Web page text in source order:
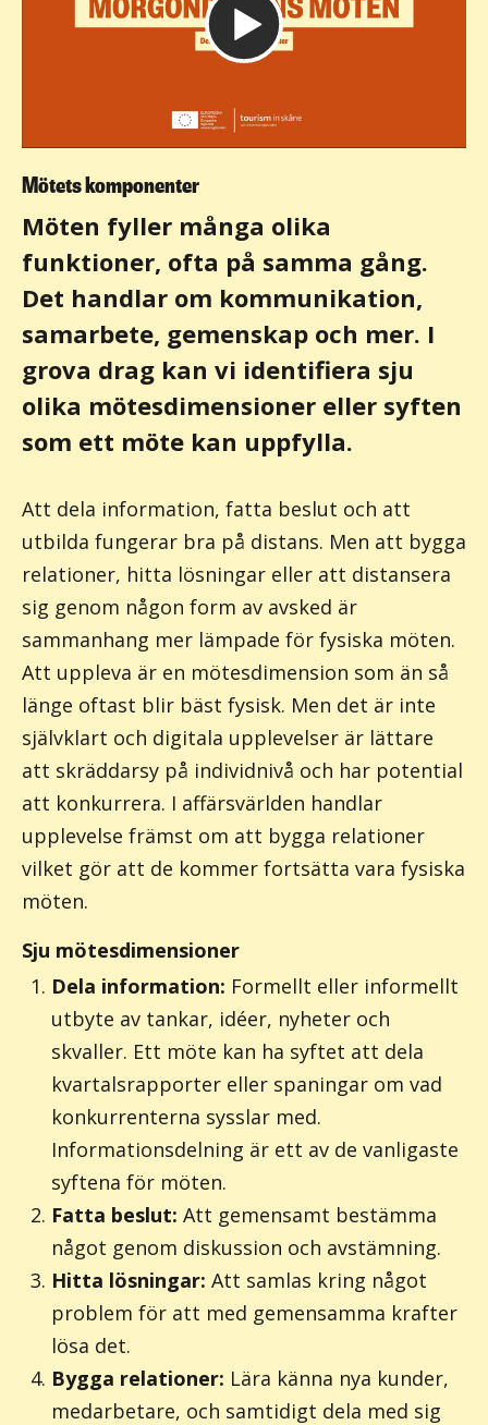
Mötets komponenter
Möten fyller många olika
funktioner, ofta på samma gång.
Det handlar om kommunikation,
samarbete, gemenskap och mer. I
grova drag kan vi identifiera sju
olika mötesdimensioner eller syften
som ett möte kan uppfylla.
Att dela information, fatta beslut och att
utbilda fungerar bra på distans. Men att bygga
relationer, hitta lösningar eller att distansera
sig genom någon form av avsked är
sammanhang mer lämpade för fysiska möten.
Att uppleva är en mötesdimension som än så
länge oftast blir bäst fysisk. Men det är inte
självklart och digitala upplevelser är lättare
att skräddarsy på individnivå och har potential
att konkurrera. I affärsvärlden handlar
upplevelse främst om att bygga relationer
vilket gör att de kommer fortsätta vara fysiska
möten.
Sju mötesdimensioner
Dela information: Formellt eller informellt
utbyte av tankar, idéer, nyheter och
skvaller. Ett möte kan ha syftet att dela
kvartalsrapporter eller spaningar om vad
konkurrenterna sysslar med.
Informationsdelning är ett av de vanligaste
syftena för möten.
Fatta beslut: Att gemensamt bestämma
något genom diskussion och avstämning.
Hitta lösningar: Att samlas kring något
problem för att med gemensamma krafter
lösa det.
Bygga relationer: Lära känna nya kunder,
medarbetare, och samtidigt dela med sig